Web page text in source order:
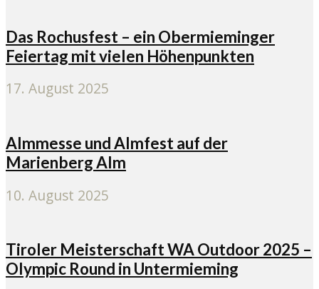
Das Rochusfest – ein Obermieminger
Feiertag mit vielen Höhenpunkten
17. August 2025
Almmesse und Almfest auf der
Marienberg Alm
10. August 2025
Tiroler Meisterschaft WA Outdoor 2025 –
Olympic Round in Untermieming